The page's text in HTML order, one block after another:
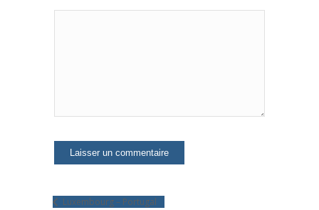
Luxembourg – Portugal